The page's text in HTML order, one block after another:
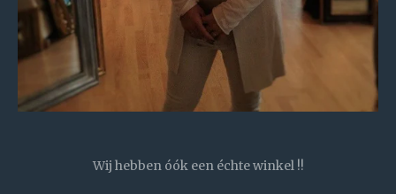
Wij hebben óók een échte winkel !!